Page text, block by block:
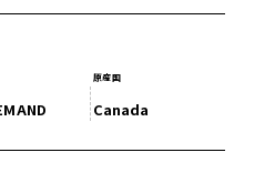
原産国
Canada